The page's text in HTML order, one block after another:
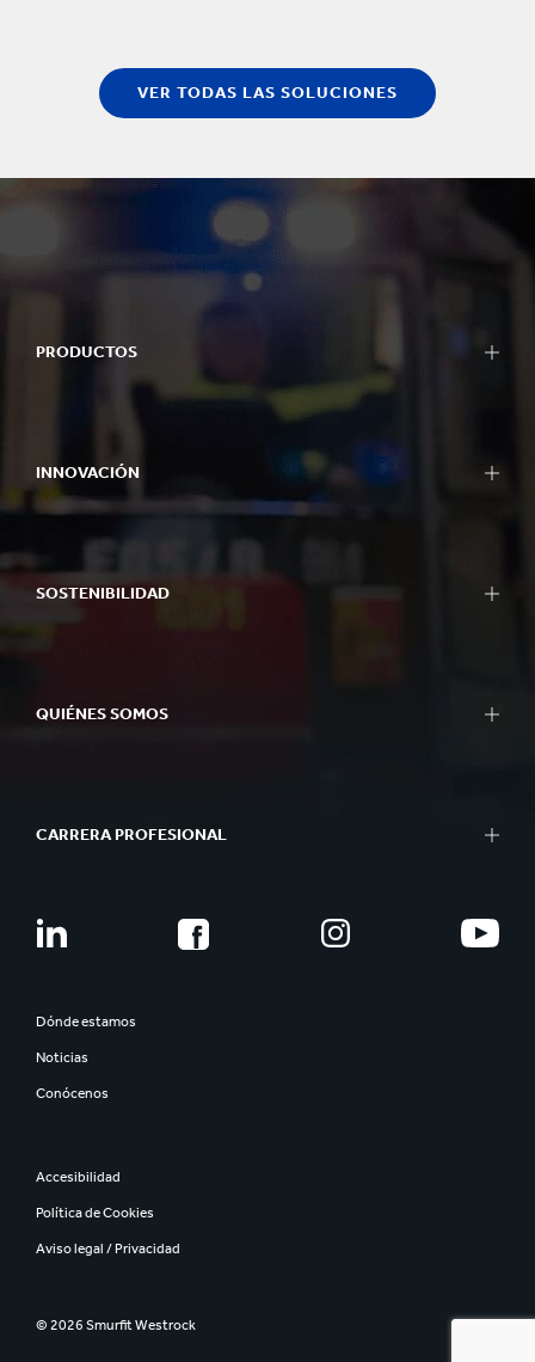
VER TODAS LAS SOLUCIONES
PRODUCTOS
INNOVACIÓN
SOSTENIBILIDAD
QUIÉNES SOMOS
CARRERA PROFESIONAL
Dónde estamos
Noticias
Conócenos
Accesibilidad
Política de Cookies
Aviso legal / Privacidad
© 2026 Smurfit Westrock